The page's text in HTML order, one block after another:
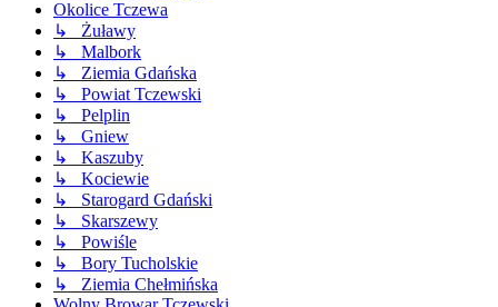
Okolice Tczewa
↳ Żuławy
↳ Malbork
↳ Ziemia Gdańska
↳ Powiat Tczewski
↳ Pelplin
↳ Gniew
↳ Kaszuby
↳ Kociewie
↳ Starogard Gdański
↳ Skarszewy
↳ Powiśle
↳ Bory Tucholskie
↳ Ziemia Chełmińska